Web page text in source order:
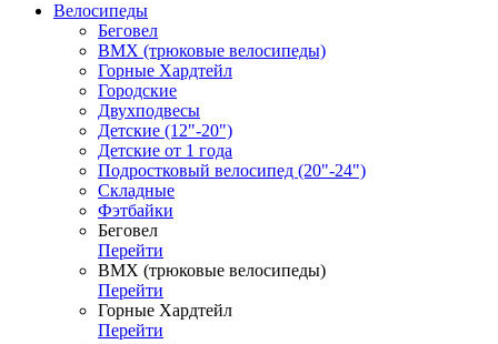
Велосипеды
Беговел
ВМХ (трюковые велосипеды)
Горные Хардтейл
Городские
Двухподвесы
Детские (12"-20")
Детские от 1 года
Подростковый велосипед (20"-24")
Складные
Фэтбайки
Беговел
Перейти
ВМХ (трюковые велосипеды)
Перейти
Горные Хардтейл
Перейти